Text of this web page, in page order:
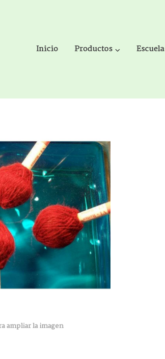
Inicio Productos Escuela
V1 Standard Soft
ampliar la imagen